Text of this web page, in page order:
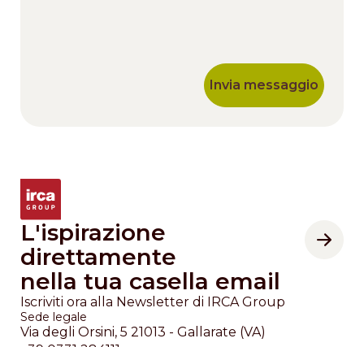
L'ispirazione
direttamente
nella tua casella email
Iscriviti ora alla Newsletter di IRCA Group
Sede legale
Via degli Orsini, 5 21013 - Gallarate (VA)